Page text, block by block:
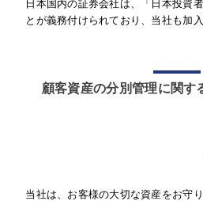
日本国内の証券会社は、「日本投資
とが義務付けられており、当社も加
顧客資産の分別管理に関す
当社は、お客様の大切な資産をお守